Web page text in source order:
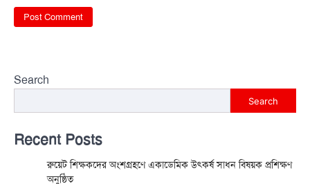
Search
Search
Recent Posts
রুয়েট শিক্ষকদের অংশগ্রহণে একাডেমিক উৎকর্ষ সাধন বিষয়ক প্রশিক্ষণ
অনুষ্ঠিত